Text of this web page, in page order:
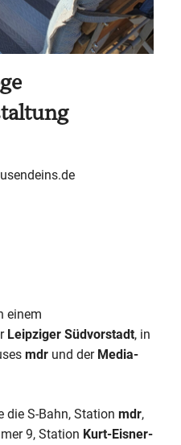
einem
Leipziger Südvorstadt, in
mdr und der Media-
die S-Bahn, Stationmdr,
9, Station Kurt-Eisner-